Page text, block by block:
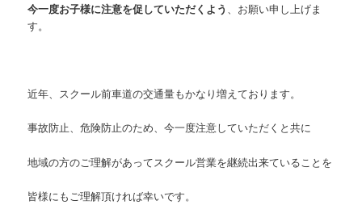
今一度お子様に注意を促していただくよう 、お願い申し上げま
す。
近年、スクール前車道の交通量もかなり増えております。
事故防止、危険防止のため、今一度注意していただくと共に
地域の方のご理解があってスクール営業を継続出来ていることを
皆様にもご理解頂ければ幸いです。